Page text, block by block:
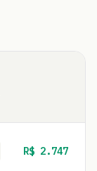
R$ 2.747